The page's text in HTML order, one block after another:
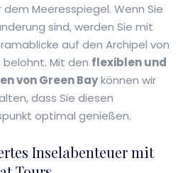
Meeresspiegel. Wenn Sie
sind, werden Sie mit
auf den Archipel von
Mit den flexiblen und
von Green Baykönnen wir
dass Sie diesen
optimal genießen.
Inselabenteuer mit